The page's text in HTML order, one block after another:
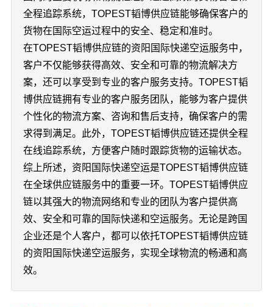
全程追踪系统，TOPEST韬博供应链能够确保客户的
货物在国际空运过程中的安全、稳定和准时。
在TOPEST韬博供应链的资阳国际快递空运服务中，
客户不仅能够获得高效、安全和可靠的物流解决方
案，还可以享受到专业的客户服务支持。TOPEST韬
博供应链拥有专业的客户服务团队，能够为客户提供
个性化的物流方案、咨询和售后支持，确保客户的需
求得到满足。此外，TOPEST韬博供应链还提供全程
在线追踪系统，方便客户随时跟踪货物的运输状态。
综上所述，资阳国际快递空运是TOPEST韬博供应链
在全球供应链服务中的重要一环。TOPEST韬博供应
链以其强大的物流网络和专业的团队为客户提供高
效、安全和可靠的国际快递和空运服务。无论是跨国
企业还是个人客户，都可以依托TOPEST韬博供应链
的资阳国际快递空运服务，实现全球物流的畅通和高
效。